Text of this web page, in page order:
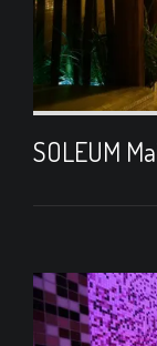
SOLEUM